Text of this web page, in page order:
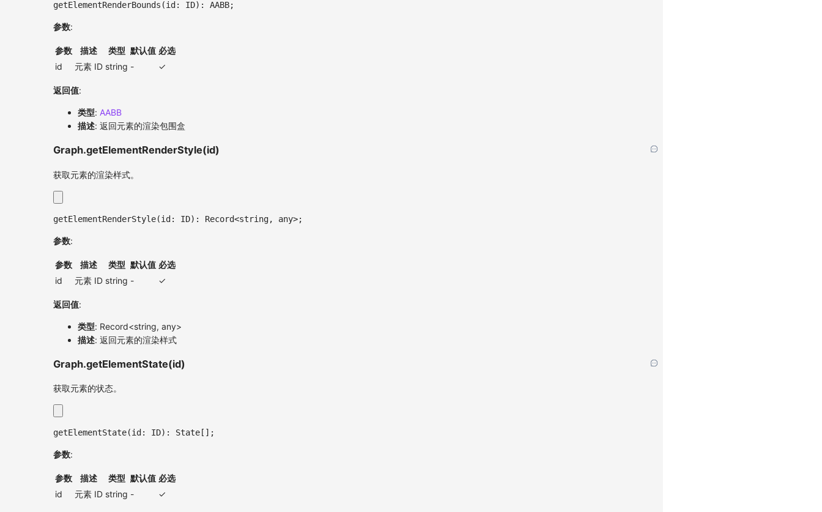
getElementRenderBounds (id : ID) : AABB;
参数:
参数 描述 类型 默认值 必选
id
元素 ID string - ✓
返回值:
类型: AABB
描述: 返回元素的渲染包围盒
Graph.getElementRenderStyle(id)
获取元素的渲染样式。
getElementRenderStyle(id: ID) : Record<string, any>;
参数:
参数 描述 类型 默认值 必选
id
元素 ID string - ✓
返回值:
类型: Record<string, any>
描述: 返回元素的渲染样式
Graph.getElementState(id)
获取元素的状态。
getElementState(id : ID) : State [ ] ;
参数:
参数 描述 类型 默认值 必选
id
元素 ID string - ✓